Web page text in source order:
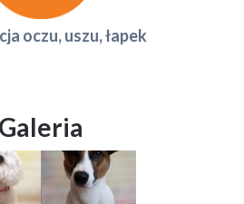
oczu, uszu, łapek
Galeria